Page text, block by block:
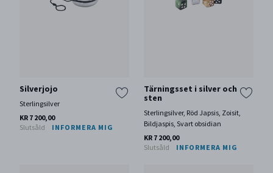
Silverjojo
Sterlingsilver
KR 7 200,00
Slutsåld
INFORMERA MIG
Tärningsset i silver och
sten
Sterlingsilver, Röd Japsis, Zoisit,
Bildjaspis, Svart obsidian
KR 7 200,00
Slutsåld
INFORMERA MIG